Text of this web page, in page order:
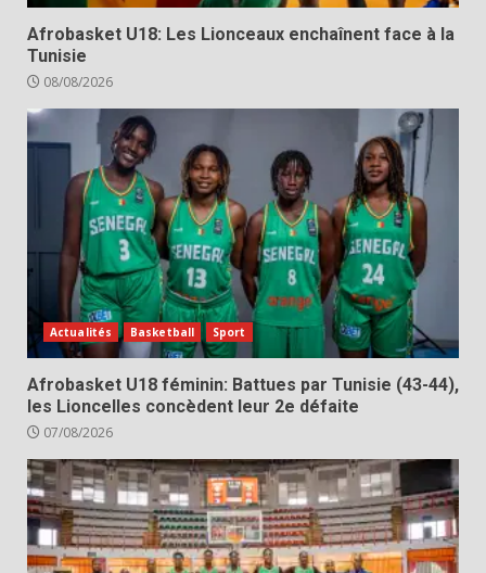
Afrobasket U18: Les Lionceaux enchaînent face à la
Tunisie
08/08/2026
Actualités Basketball Sport
Afrobasket U18 féminin: Battues par Tunisie (43-44),
les Lioncelles concèdent leur 2e défaite
07/08/2026